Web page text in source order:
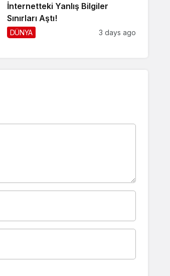
İnternetteki Yanlış Bilgiler
Sınırları Aştı!
DÜNYA 3 days ago